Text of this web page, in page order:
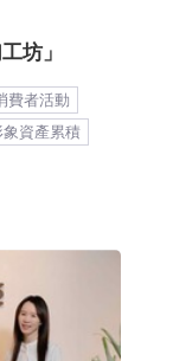
坊」
費者活動
象資產累積